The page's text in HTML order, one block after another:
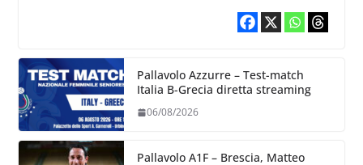
Pallavolo Azzurre – Test-match
Italia B-Grecia diretta streaming
06/08/2026
Pallavolo A1F – Brescia, Matteo